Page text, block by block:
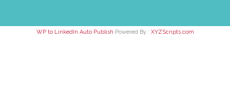
WP to LinkedIn Auto Publish Powered By : XYZScripts.com